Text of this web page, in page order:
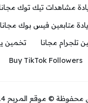
مشاهدات تيك توك
متابعين فيس بوك مجانا
تلجرام مجانا
تخمين
Buy TikTok Followers
© موقع المربح 2014 - 2026